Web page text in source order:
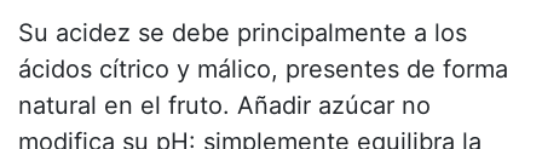
Su acidez se debe principalmente a los
ácidos cítrico y málico, presentes de forma
natural en el fruto. Añadir azúcar no
modifica su pH: simplemente equilibra la